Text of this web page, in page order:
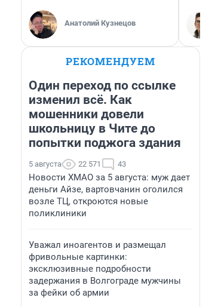
Анатолий Кузнецов
РЕКОМЕНДУЕМ
Один переход по ссылке
изменил всё. Как
мошенники довели
школьницу в Чите до
попытки поджога здания
5 августа 22 571 43
Новости ХМАО за 5 августа: муж дает
деньги Айзе, вартовчанин оголился
возле ТЦ, откроются новые
поликлиники
Уважал иноагентов и размещал
фривольные картинки:
эксклюзивные подробности
задержания в Волгограде мужчины
за фейки об армии